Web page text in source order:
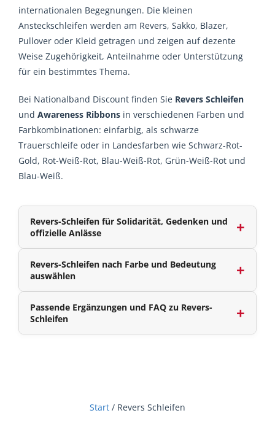
internationalen Begegnungen. Die kleinen
Ansteckschleifen werden am Revers, Sakko, Blazer,
Pullover oder Kleid getragen und zeigen auf dezente
Weise Zugehörigkeit, Anteilnahme oder Unterstützung
für ein bestimmtes Thema.
Bei Nationalband Discount finden Sie Revers Schleifen
und Awareness Ribbons in verschiedenen Farben und
Farbkombinationen: einfarbig, als schwarze
Trauerschleife oder in Landesfarben wie Schwarz-Rot-
Gold, Rot-Weiß-Rot, Blau-Weiß-Rot, Grün-Weiß-Rot und
Blau-Weiß.
Revers-Schleifen für Solidarität, Gedenken und
offizielle Anlässe
Revers-Schleifen nach Farbe und Bedeutung
auswählen
Passende Ergänzungen und FAQ zu Revers-
Schleifen
Start / Revers Schleifen